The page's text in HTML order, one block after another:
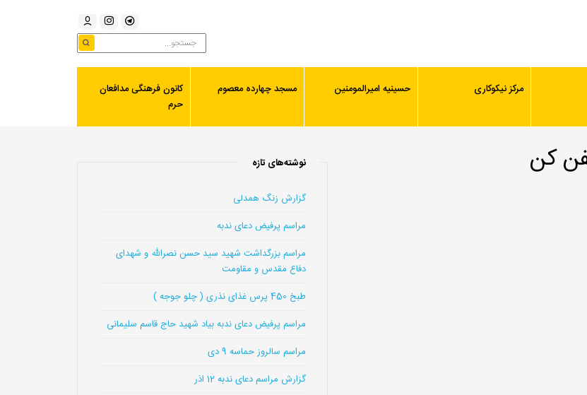
مرکز نیکوکاری حسینیه امیرالمومنین مسجد چهارده معصوم
کانون فرهنگی مدافعان
حرم
کن نوشته‌های تازه
گزارش زنگ همدلی
مراسم پرفیض دعای ندبه
مراسم بزرگداشت شهید سید حسن نصرالله و شهدای
دفاع مقدس و مقاومت
طبخ 450 پرس غذای نذری ( چلو جوجه )
مراسم پرفیض دعای ندبه بیاد شهید حاج قاسم سلیمانی
مراسم سالروز حماسه 9 دی
گزارش مراسم دعای ندبه 12 اذر